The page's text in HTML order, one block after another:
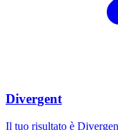
Divergent
Il tuo risultato è